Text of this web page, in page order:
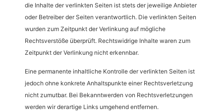
die Inhalte der verlinkten Seiten ist stets der jeweilige Anbieter
oder Betreiber der Seiten verantwortlich. Die verlinkten Seiten
wurden zum Zeitpunkt der Verlinkung auf mögliche
Rechtsverstöße überprüft. Rechtswidrige Inhalte waren zum
Zeitpunkt der Verlinkung nicht erkennbar.
Eine permanente inhaltliche Kontrolle der verlinkten Seiten ist
jedoch ohne konkrete Anhaltspunkte einer Rechtsverletzung
nicht zumutbar. Bei Bekanntwerden von Rechtsverletzungen
werden wir derartige Links umgehend entfernen.